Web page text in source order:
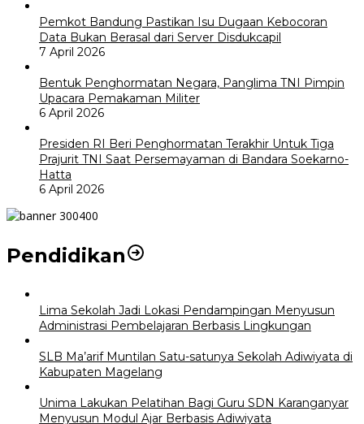
Pemkot Bandung Pastikan Isu Dugaan Kebocoran
Data Bukan Berasal dari Server Disdukcapil
7 April 2026
Bentuk Penghormatan Negara, Panglima TNI Pimpin
Upacara Pemakaman Militer
6 April 2026
Presiden RI Beri Penghormatan Terakhir Untuk Tiga
Prajurit TNI Saat Persemayaman di Bandara Soekarno-
Hatta
6 April 2026
Pendidikan
Lima Sekolah Jadi Lokasi Pendampingan Menyusun
Administrasi Pembelajaran Berbasis Lingkungan
SLB Ma’arif Muntilan Satu-satunya Sekolah Adiwiyata di
Kabupaten Magelang
Unima Lakukan Pelatihan Bagi Guru SDN Karanganyar
Menyusun Modul Ajar Berbasis Adiwiyata